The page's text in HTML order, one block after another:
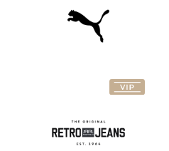
Retro
Jeans
s.Oliver